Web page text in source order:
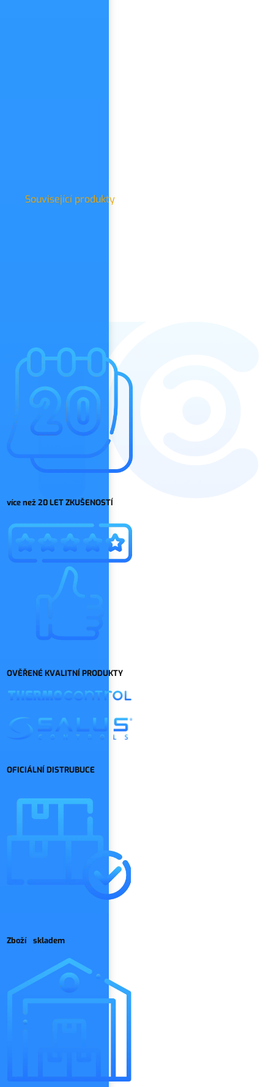
Související produkty
více než 20 LET ZKUŠENOSTÍ
OVĚŘENÉ KVALITNÍ PRODUKTY
OFICIÁLNÍ DISTRUBUCE
Zboží skladem